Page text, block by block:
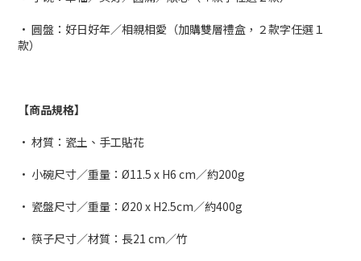
• 圓盤：好日好年／相親相愛（加購雙層禮盒，２款字任選１
款）
【商品規格】
• 材質：瓷土、手工貼花
• 小碗尺寸／重量：Ø11.5 x H6 cm／約200g
• 瓷盤尺寸／重量：Ø20 x H2.5cm／約400g
• 筷子尺寸／材質：長21 cm／竹